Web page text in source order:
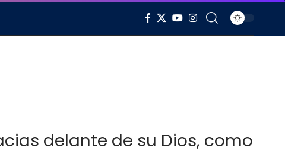
delante de su Dios, como